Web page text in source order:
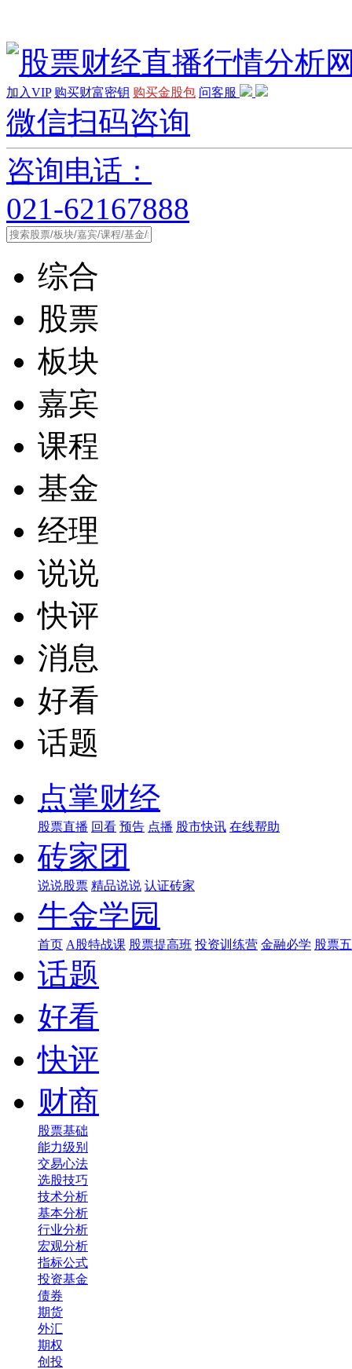
加入VIP 购买财富密钥 购买金股包 问客服
微信扫码咨询
咨询电话：
021-62167888
综合
股票
板块
嘉宾
课程
基金
经理
说说
快评
消息
好看
话题
点掌财经
股票直播 回看 预告 点播 股市快讯 在线帮助
砖家团
说说股票 精品说说 认证砖家
牛金学园
首页 A股特战课 股票提高班 投资训练营 金融必学 股票
话题
好看
快评
财商
股票基础
能力级别
交易心法
选股技巧
技术分析
基本分析
行业分析
宏观分析
指标公式
投资基金
债券
期货
外汇
期权
创投